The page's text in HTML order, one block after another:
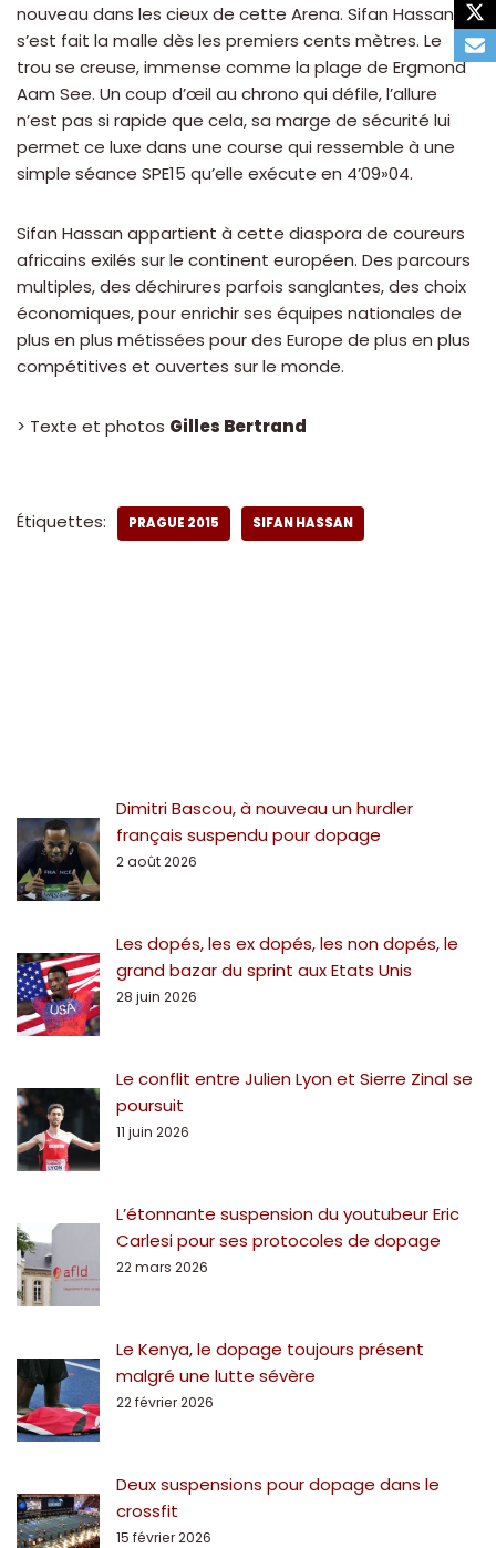
nouveau dans les cieux de cette Arena. Sifan Hassan
s’est fait la malle dès les premiers cents mètres. Le
trou se creuse, immense comme la plage de Ergmond
Aam See. Un coup d’œil au chrono qui défile, l’allure
n’est pas si rapide que cela, sa marge de sécurité lui
permet ce luxe dans une course qui ressemble à une
simple séance SPE15 qu’elle exécute en 4’09»04.
Sifan Hassan appartient à cette diaspora de coureurs
africains exilés sur le continent européen. Des parcours
multiples, des déchirures parfois sanglantes, des choix
économiques, pour enrichir ses équipes nationales de
plus en plus métissées pour des Europe de plus en plus
compétitives et ouvertes sur le monde.
> Texte et photos Gilles Bertrand
Étiquettes: PRAGUE 2015 SIFAN HASSAN
Dimitri Bascou, à nouveau un hurdler
français suspendu pour dopage
2 août 2026
Les dopés, les ex dopés, les non dopés, le
grand bazar du sprint aux Etats Unis
28 juin 2026
Le conflit entre Julien Lyon et Sierre Zinal se
poursuit
11 juin 2026
L’étonnante suspension du youtubeur Eric
Carlesi pour ses protocoles de dopage
22 mars 2026
Le Kenya, le dopage toujours présent
malgré une lutte sévère
22 février 2026
Deux suspensions pour dopage dans le
crossfit
15 février 2026